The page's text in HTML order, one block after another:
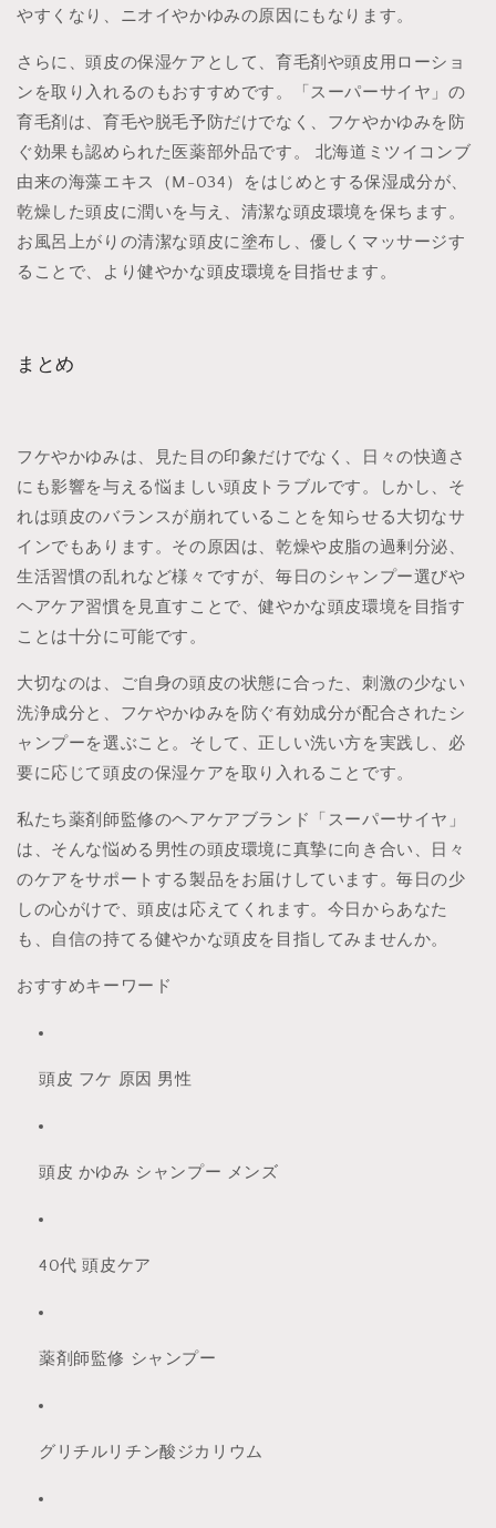
やすくなり、ニオイやかゆみの原因にもなります。
さらに、頭皮の保湿ケアとして、育毛剤や頭皮用ローショ
ンを取り入れるのもおすすめです。「スーパーサイヤ」の
育毛剤は、育毛や脱毛予防だけでなく、フケやかゆみを防
ぐ効果も認められた医薬部外品です。 北海道ミツイコンブ
由来の海藻エキス（M-034）をはじめとする保湿成分が、
乾燥した頭皮に潤いを与え、清潔な頭皮環境を保ちます。
お風呂上がりの清潔な頭皮に塗布し、優しくマッサージす
ることで、より健やかな頭皮環境を目指せます。
まとめ
フケやかゆみは、見た目の印象だけでなく、日々の快適さ
にも影響を与える悩ましい頭皮トラブルです。しかし、そ
れは頭皮のバランスが崩れていることを知らせる大切なサ
インでもあります。その原因は、乾燥や皮脂の過剰分泌、
生活習慣の乱れなど様々ですが、毎日のシャンプー選びや
ヘアケア習慣を見直すことで、健やかな頭皮環境を目指す
ことは十分に可能です。
大切なのは、ご自身の頭皮の状態に合った、刺激の少ない
洗浄成分と、フケやかゆみを防ぐ有効成分が配合されたシ
ャンプーを選ぶこと。そして、正しい洗い方を実践し、必
要に応じて頭皮の保湿ケアを取り入れることです。
私たち薬剤師監修のヘアケアブランド「スーパーサイヤ」
は、そんな悩める男性の頭皮環境に真摯に向き合い、日々
のケアをサポートする製品をお届けしています。毎日の少
しの心がけで、頭皮は応えてくれます。今日からあなた
も、自信の持てる健やかな頭皮を目指してみませんか。
おすすめキーワード
頭皮 フケ 原因 男性
頭皮 かゆみ シャンプー メンズ
40代 頭皮ケア
薬剤師監修 シャンプー
グリチルリチン酸ジカリウム